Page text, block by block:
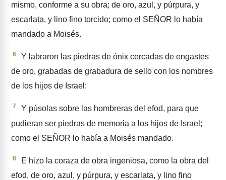
mismo, conforme a su obra; de oro, azul, y púrpura, y
escarlata, y lino fino tor­cido; como el SEÑOR lo había
mandado a Moisés.
6
Y labraron las piedras de ónix cercadas de engastes
de oro, grabadas de grabadura de sello con los nombres
de los hijos de Israel:
7
Y púsolas sobre las hombreras del efod, para que
pudieran ser piedras de memo­ria a los hijos de Israel;
como el SEÑOR lo había a Moisés man­dado.
8
E hizo la coraza de obra ingeniosa, como la obra del
efod, de oro, azul, y púrpura, y escarlata, y lino fino